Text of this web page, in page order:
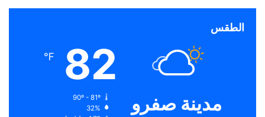
الطقس
مدينة صفرو
82
℉
90º - 81º
32%